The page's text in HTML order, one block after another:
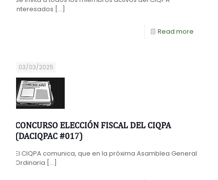
interesados […]
Read more
03/03/2025
CONCURSO ELECCIÓN FISCAL DEL CIQPA
(DACIQPAC #017)
El CIQPA comunica, que en la próxima Asamblea General
Ordinaria […]